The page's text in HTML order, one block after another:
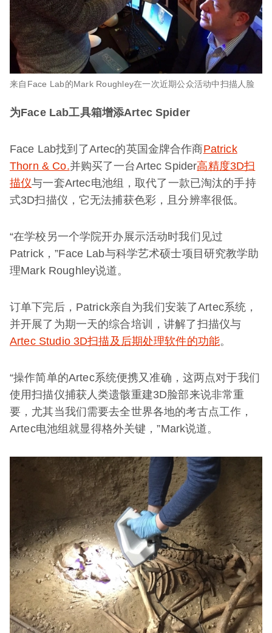
来自Face Lab的Mark Roughley在一次近期公众活动中扫描人脸
为Face Lab工具箱增添Artec Spider
Face Lab找到了Artec的英国金牌合作商Patrick
Thorn & Co.并购买了一台Artec Spider高精度3D扫
描仪与一套Artec电池组，取代了一款已淘汰的手持
式3D扫描仪，它无法捕获色彩，且分辨率很低。
“在学校另一个学院开办展示活动时我们见过
Patrick，”Face Lab与科学艺术硕士项目研究教学助
理Mark Roughley说道。
订单下完后，Patrick亲自为我们安装了Artec系统，
并开展了为期一天的综合培训，讲解了扫描仪与
Artec Studio 3D扫描及后期处理软件的功能。
“操作简单的Artec系统便携又准确，这两点对于我们
使用扫描仪捕获人类遗骸重建3D脸部来说非常重
要，尤其当我们需要去全世界各地的考古点工作，
Artec电池组就显得格外关键，”Mark说道。